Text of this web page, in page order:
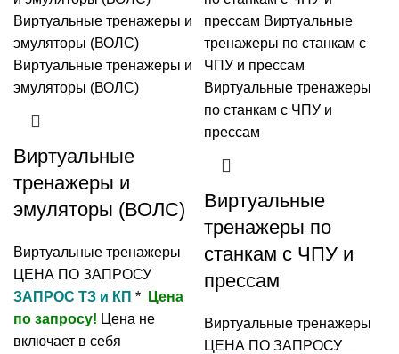
Виртуальные
тренажеры и
эмуляторы (ВОЛС)
Виртуальные тренажеры
ЦЕНА ПО ЗАПРОСУ
ЗАПРОС ТЗ и КП *
Цена
по запросу! Цена не
включает в себя
Виртуальные
тренажеры по
станкам с ЧПУ и
прессам
Виртуальные тренажеры
ЦЕНА ПО ЗАПРОСУ